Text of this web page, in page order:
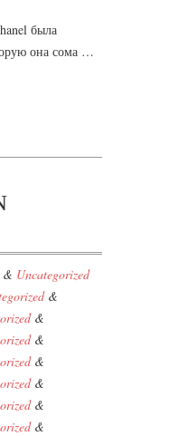
была
она сома …
& Uncategorized
&
&
&
&
&
&
&